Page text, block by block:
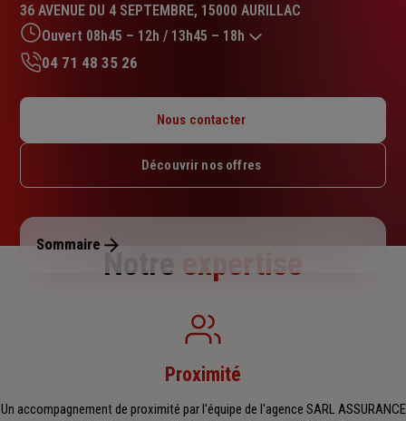
4.7
sur
5
étoiles
36 AVENUE DU 4 SEPTEMBRE, 15000 AURILLAC
Ouvert 08h45 – 12h / 13h45 – 18h
Mardi : 08h45 – 12h / 13h45 – 18h
Jeudi : 08h45 – 12h / 13h45 – 18h
Dimanche : Fermé
04 71 48 35 26
Nous contacter
Découvrir nos offres
Sommaire
Notre expertise
Proximité
Un accompagnement de proximité par l'équipe de l'agence SARL ASSURANCE